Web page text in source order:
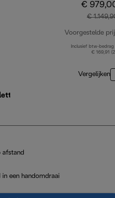
€
€
Voorgestelde
Inclusief btw-bedrag
€ 169,91
Vergelijken
afstand
in een handomdraai